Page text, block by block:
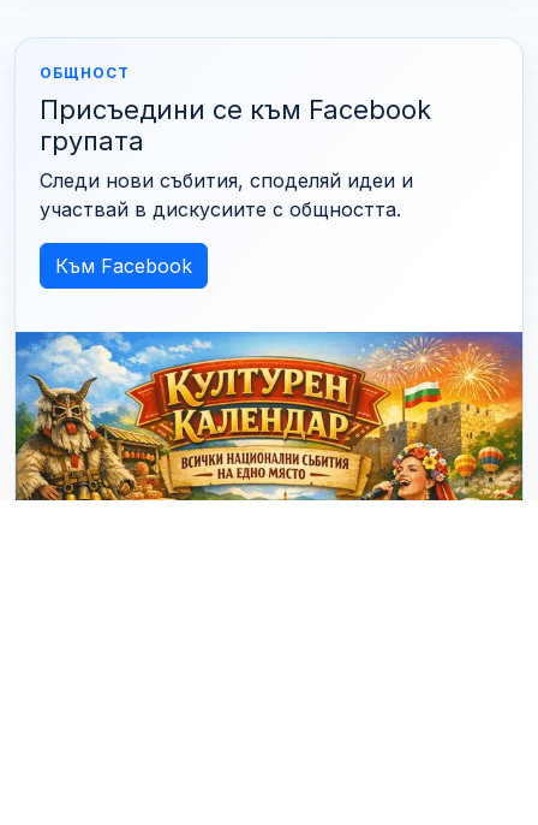
ОБЩНОСТ
Присъедини се към Facebook
групата
Следи нови събития, споделяй идеи и
участвай в дискусиите с общността.
Към Facebook